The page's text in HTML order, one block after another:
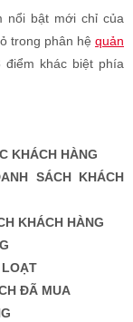
nổi bật mới chỉ của
trong phân hệ quản
khác biệt phía
KHÁCH HÀNG
SÁCH KHÁCH
KHÁCH HÀNG
LOẠT
ĐÃ MUA